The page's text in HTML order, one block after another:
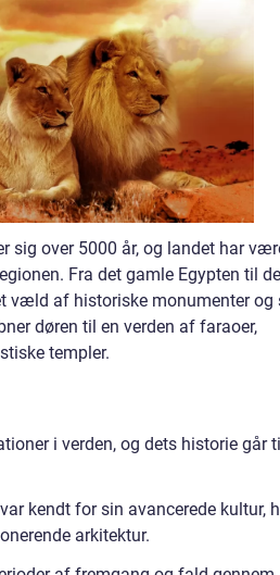
sig over 5000 år, og landet har
Fra det gamle Egypten til
væld af historiske monumenter og
døren til en verden af faraoer,
templer.
i verden, og dets historie går
kendt for sin avancerede kultur,
arkitektur.